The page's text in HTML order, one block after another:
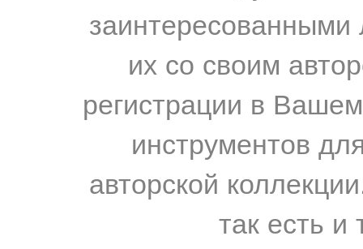
их со своим
регистрации в
инструментов
авторской
так есть и